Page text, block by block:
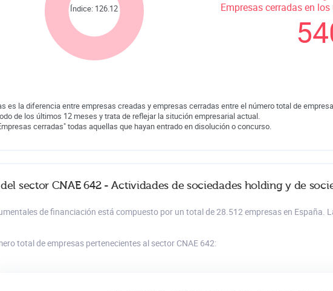
Índice: 126.12 Empresas cerradas en
es la diferencia entre empresas creadas y empresas cerradas entre el número total de
de los últimos 12 meses y trata de reflejar la situción empresarial actual.
cerradas" todas aquellas que hayan entrado en disolución o concurso.
sector CNAE 642 - Actividades de sociedades holding y de
de financiación está compuesto por un total de 28.512 empresas en España.
total de empresas pertenecientes al sector CNAE 642: